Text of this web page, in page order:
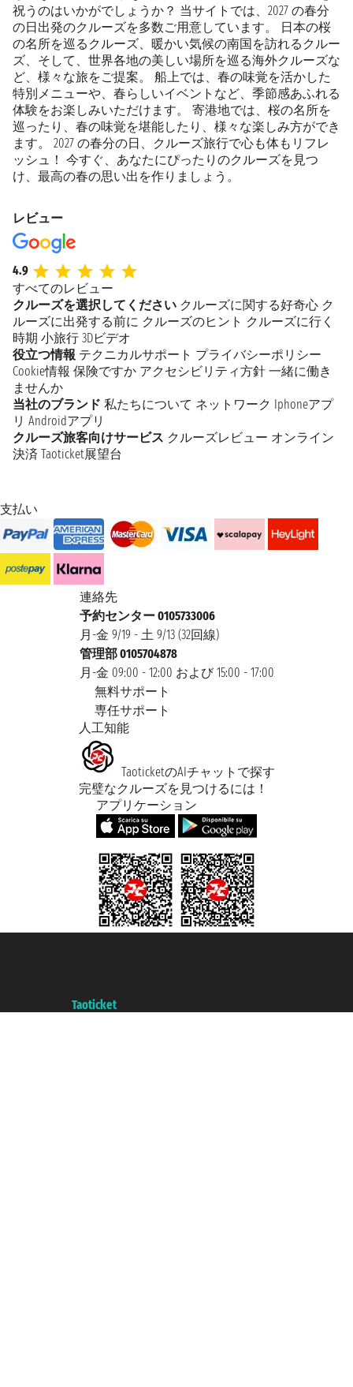
祝うのはいかがでしょうか？ 当サイトでは、2027 の春分
の日出発のクルーズを多数ご用意しています。 日本の桜
の名所を巡るクルーズ、暖かい気候の南国を訪れるクルー
ズ、そして、世界各地の美しい場所を巡る海外クルーズな
ど、様々な旅をご提案。 船上では、春の味覚を活かした
特別メニューや、春らしいイベントなど、季節感あふれる
体験をお楽しみいただけます。 寄港地では、桜の名所を
巡ったり、春の味覚を堪能したり、様々な楽しみ方ができ
ます。 2027 の春分の日、クルーズ旅行で心も体もリフレ
ッシュ！ 今すぐ、あなたにぴったりのクルーズを見つ
け、最高の春の思い出を作りましょう。
レビュー
4.9
すべてのレビュー
クルーズを選択してください クルーズに関する好奇心 ク
ルーズに出発する前に クルーズのヒント クルーズに行く
時期 小旅行 3Dビデオ
役立つ情報 テクニカルサポート プライバシーポリシー
Cookie情報 保険ですか アクセシビリティ方針 一緒に働き
ませんか
当社のブランド 私たちについて ネットワーク Iphoneアプ
リ Androidアプリ
クルーズ旅客向けサービス クルーズレビュー オンライン
決済 Taoticket展望台
支払い
連絡先
予約センター 0105733006
月-金 9/19 - 土 9/13 (32回線)
管理部 0105704878
月-金 09:00 - 12:00 および 15:00 - 17:00
無料サポート
専任サポート
人工知能
TaoticketのAIチャットで探す
完璧なクルーズを見つけるには！
アプリケーション
Taoticket